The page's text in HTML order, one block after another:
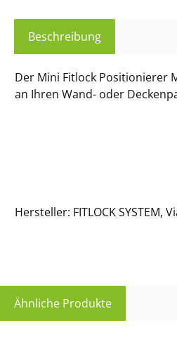
Beschreibung
Der Mini Fitlock Positionierer
an Ihren Wand- oder
Hersteller: FITLOCK SYSTEM,
Ähnliche Produkte